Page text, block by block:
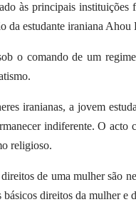
às principais instituições
da estudante iraniana Ahou
o comando de um
iranianas, a jovem
indiferente. O acto
religioso.
de uma mulher são
direitos da mulher e